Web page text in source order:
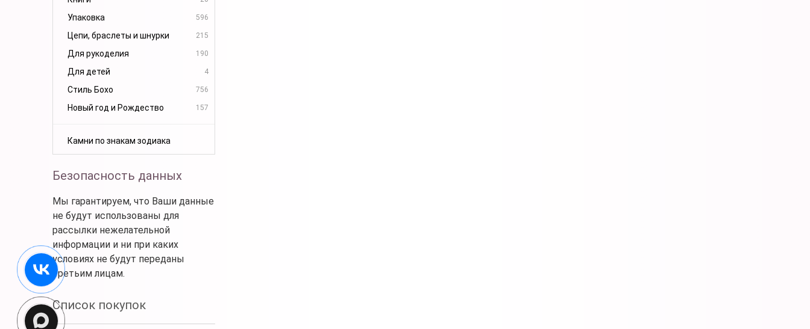
Упаковка 596
Цепи, браслеты и шнурки 215
Для рукоделия 190
Для детей 4
Стиль Бохо 756
Новый год и Рождество 157
Камни по знакам зодиака
Безопасность данных
Мы гарантируем, что Ваши данные
не будут использованы для
рассылки нежелательной
информации и ни при каких
условиях не будут переданы
третьим лицам.
Список покупок